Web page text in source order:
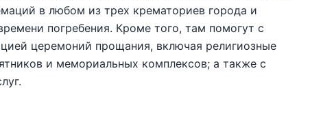
в любом из трех крематориев города и
погребения. Кроме того, там помогут с
церемоний прощания, включая религиозные
и мемориальных комплексов; а также с